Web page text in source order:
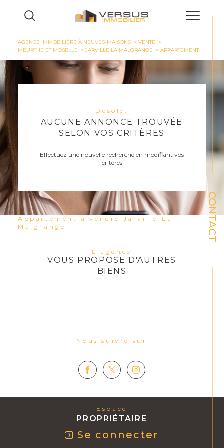
CONTACT
AGENCE IMMOBILIÈRE À NEUVES-MAISONS
VENTE
MEURTHE ET MOSELLE
JARVILLE LA MALGRANGE APPARTEMENT
Désolé,
AUCUNE ANNONCE TROUVÉE
SELON VOS CRITÈRES
Effectuez une nouvelle recherche en modifiant vos
critères
Appartement à vendre Jarville-La-
Malgrange
L'agence
VOUS PROPOSE D'AUTRES
BIENS
Nous suivre sur
Espace
PROPRIÉTAIRE
Se connecter